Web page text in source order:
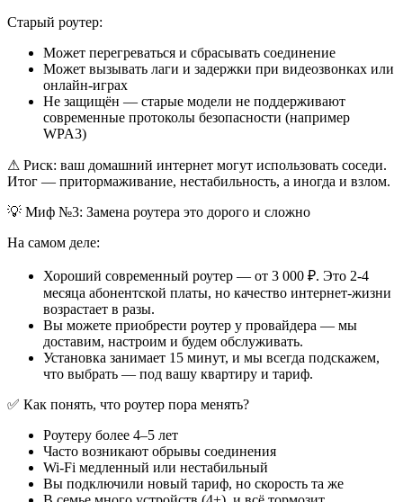
Старый роутер:
Может перегреваться и сбрасывать соединение
Может вызывать лаги и задержки при видеозвонках или
онлайн-играх
Не защищён — старые модели не поддерживают
современные протоколы безопасности (например
WPA3)
⚠ Риск: ваш домашний интернет могут использовать соседи.
Итог — притормаживание, нестабильность, а иногда и взлом.
💡 Миф №3: Замена роутера это дорого и сложно
На самом деле:
Хороший современный роутер — от 3 000 ₽. Это 2-4
месяца абонентской платы, но качество интернет-жизни
возрастает в разы.
Вы можете приобрести роутер у провайдера — мы
доставим, настроим и будем обслуживать.
Установка занимает 15 минут, и мы всегда подскажем,
что выбрать — под вашу квартиру и тариф.
✅ Как понять, что роутер пора менять?
Роутеру более 4–5 лет
Часто возникают обрывы соединения
Wi-Fi медленный или нестабильный
Вы подключили новый тариф, но скорость та же